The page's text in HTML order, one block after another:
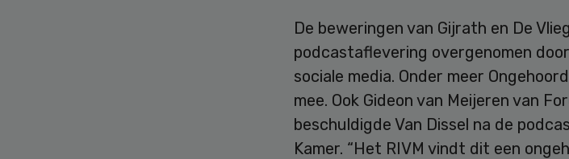
De beweringen van Gijrath en De
podcastaflevering overgenomen
sociale media. Onder meer
mee. Ook Gideon van Meijeren van
beschuldigde Van Dissel na de
Kamer. “Het RIVM vindt dit een